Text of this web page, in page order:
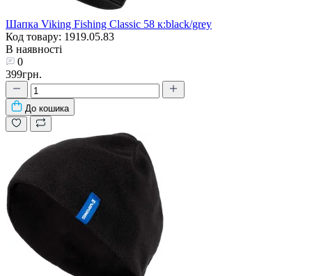
Шапка Viking Fishing Classic 58 к:black/grey
Код товару: 1919.05.83
В наявності
0
399грн.
До кошика